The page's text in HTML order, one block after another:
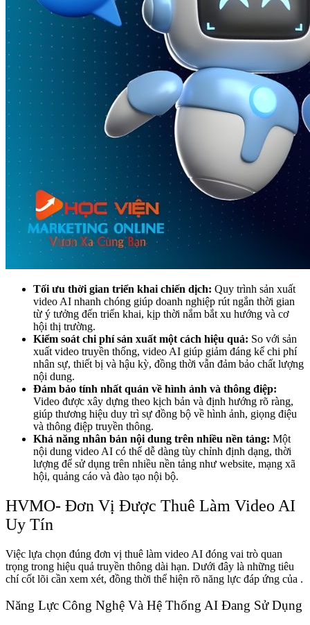
Tối ưu thời gian triển khai chiến dịch: Quy trình sản xuất
video AI nhanh chóng giúp doanh nghiệp rút ngắn thời gian
từ ý tưởng đến triển khai, kịp thời nắm bắt xu hướng và cơ
hội thị trường.
Kiểm soát chi phí sản xuất một cách hiệu quả: So với sản
xuất video truyền thống, video AI giúp giảm đáng kể chi phí
nhân sự, thiết bị và hậu kỳ, đồng thời vẫn đảm bảo chất lượng
nội dung.
Đảm bảo tính nhất quán về hình ảnh và thông điệp:
Video được xây dựng theo kịch bản và định hướng rõ ràng,
giúp thương hiệu duy trì sự đồng bộ về hình ảnh, giọng điệu
và thông điệp truyền thông.
Khả năng nhân bản nội dung trên nhiều nền tảng: Một
nội dung video AI có thể dễ dàng tùy chỉnh định dạng, thời
lượng để sử dụng trên nhiều nền tảng như website, mạng xã
hội, quảng cáo và đào tạo nội bộ.
HVMO- Đơn Vị Được Thuê Làm Video AI
Uy Tín
Việc lựa chọn đúng đơn vị thuê làm video AI đóng vai trò quan
trọng trong hiệu quả truyền thông dài hạn. Dưới đây là những tiêu
chí cốt lõi cần xem xét, đồng thời thể hiện rõ năng lực đáp ứng của .
Năng Lực Công Nghệ Và Hệ Thống AI Đang Sử Dụng